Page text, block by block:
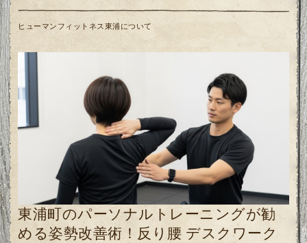
ヒューマンフィットネス東浦について
東浦町のパーソナルトレーニングが勧
める姿勢改善術！反り腰 デスクワーク